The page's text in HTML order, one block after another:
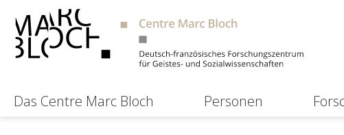
Das Centre Marc Bloch Personen